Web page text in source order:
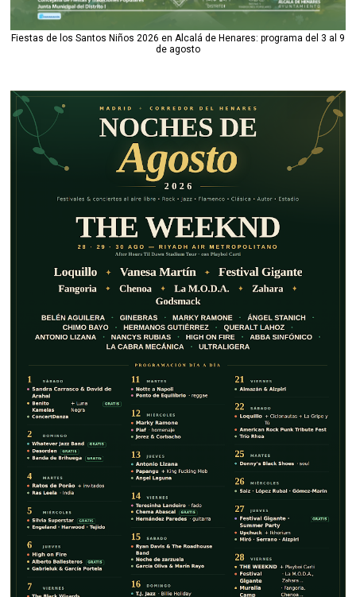
Fiestas de los Santos Niños 2026 en Alcalá de Henares: programa del 3 al 9
de agosto